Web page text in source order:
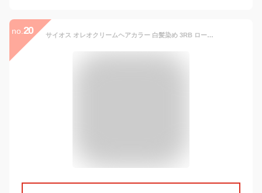
no. 20 サイオス オレオクリームヘアカラー 白髪染め 3RB ローズブラウン